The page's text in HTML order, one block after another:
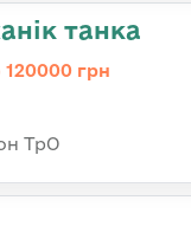
танка
120000 грн
ТрО